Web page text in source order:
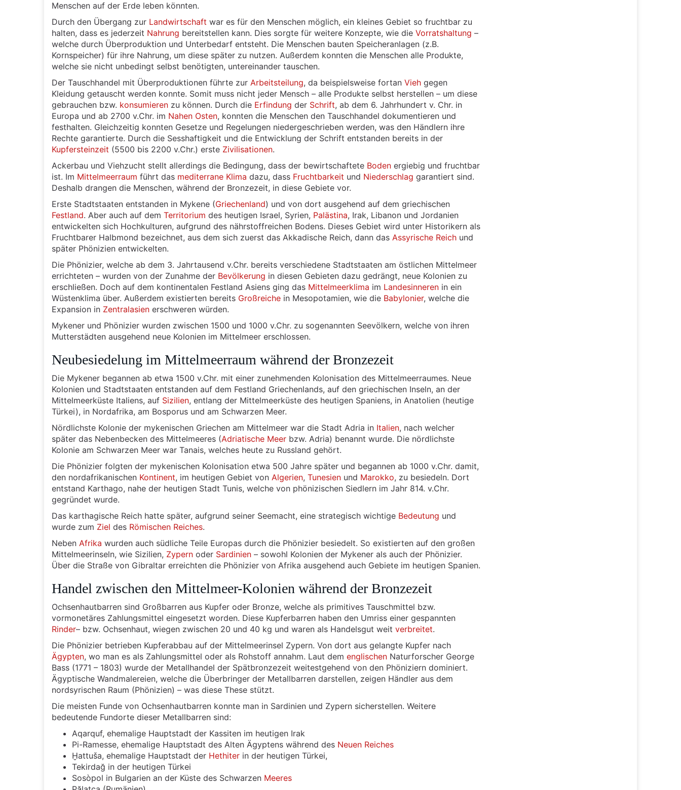
Menschen auf der Erde leben könnten.
Durch den Übergang zur Landwirtschaft war es für den Menschen möglich, ein kleines Gebiet so fruchtbar zu
halten, dass es jederzeit Nahrung bereitstellen kann. Dies sorgte für weitere Konzepte, wie die Vorratshaltung –
welche durch Überproduktion und Unterbedarf entsteht. Die Menschen bauten Speicheranlagen (z.B.
Kornspeicher) für ihre Nahrung, um diese später zu nutzen. Außerdem konnten die Menschen alle Produkte,
welche sie nicht unbedingt selbst benötigten, untereinander tauschen.
Der Tauschhandel mit Überproduktionen führte zur Arbeitsteilung, da beispielsweise fortan Vieh gegen
Kleidung getauscht werden konnte. Somit muss nicht jeder Mensch – alle Produkte selbst herstellen – um diese
gebrauchen bzw. konsumieren zu können. Durch die Erfindung der Schrift, ab dem 6. Jahrhundert v. Chr. in
Europa und ab 2700 v.Chr. im Nahen Osten, konnten die Menschen den Tauschhandel dokumentieren und
festhalten. Gleichzeitig konnten Gesetze und Regelungen niedergeschrieben werden, was den Händlern ihre
Rechte garantierte. Durch die Sesshaftigkeit und die Entwicklung der Schrift entstanden bereits in der
Kupfersteinzeit (5500 bis 2200 v.Chr.) erste Zivilisationen.
Ackerbau und Viehzucht stellt allerdings die Bedingung, dass der bewirtschaftete Boden ergiebig und fruchtbar
ist. Im Mittelmeerraum führt das mediterrane Klima dazu, dass Fruchtbarkeit und Niederschlag garantiert sind.
Deshalb drangen die Menschen, während der Bronzezeit, in diese Gebiete vor.
Erste Stadtstaaten entstanden in Mykene (Griechenland) und von dort ausgehend auf dem griechischen
Festland. Aber auch auf dem Territorium des heutigen Israel, Syrien, Palästina, Irak, Libanon und Jordanien
entwickelten sich Hochkulturen, aufgrund des nährstoffreichen Bodens. Dieses Gebiet wird unter Historikern als
Fruchtbarer Halbmond bezeichnet, aus dem sich zuerst das Akkadische Reich, dann das Assyrische Reich und
später Phönizien entwickelten.
Die Phönizier, welche ab dem 3. Jahrtausend v.Chr. bereits verschiedene Stadtstaaten am östlichen Mittelmeer
errichteten – wurden von der Zunahme der Bevölkerung in diesen Gebieten dazu gedrängt, neue Kolonien zu
erschließen. Doch auf dem kontinentalen Festland Asiens ging das Mittelmeerklima im Landesinneren in ein
Wüstenklima über. Außerdem existierten bereits Großreiche in Mesopotamien, wie die Babylonier, welche die
Expansion in Zentralasien erschweren würden.
Mykener und Phönizier wurden zwischen 1500 und 1000 v.Chr. zu sogenannten Seevölkern, welche von ihren
Mutterstädten ausgehend neue Kolonien im Mittelmeer erschlossen.
Neubesiedelung im Mittelmeerraum während der Bronzezeit
Die Mykener begannen ab etwa 1500 v.Chr. mit einer zunehmenden Kolonisation des Mittelmeerraumes. Neue
Kolonien und Stadtstaaten entstanden auf dem Festland Griechenlands, auf den griechischen Inseln, an der
Mittelmeerküste Italiens, auf Sizilien, entlang der Mittelmeerküste des heutigen Spaniens, in Anatolien (heutige
Türkei), in Nordafrika, am Bosporus und am Schwarzen Meer.
Nördlichste Kolonie der mykenischen Griechen am Mittelmeer war die Stadt Adria in Italien, nach welcher
später das Nebenbecken des Mittelmeeres (Adriatische Meer bzw. Adria) benannt wurde. Die nördlichste
Kolonie am Schwarzen Meer war Tanais, welches heute zu Russland gehört.
Die Phönizier folgten der mykenischen Kolonisation etwa 500 Jahre später und begannen ab 1000 v.Chr. damit,
den nordafrikanischen Kontinent, im heutigen Gebiet von Algerien, Tunesien und Marokko, zu besiedeln. Dort
entstand Karthago, nahe der heutigen Stadt Tunis, welche von phönizischen Siedlern im Jahr 814. v.Chr.
gegründet wurde.
Das karthagische Reich hatte später, aufgrund seiner Seemacht, eine strategisch wichtige Bedeutung und
wurde zum Ziel des Römischen Reiches.
Neben Afrika wurden auch südliche Teile Europas durch die Phönizier besiedelt. So existierten auf den großen
Mittelmeerinseln, wie Sizilien, Zypern oder Sardinien – sowohl Kolonien der Mykener als auch der Phönizier.
Über die Straße von Gibraltar erreichten die Phönizier von Afrika ausgehend auch Gebiete im heutigen Spanien.
Handel zwischen den Mittelmeer-Kolonien während der Bronzezeit
Ochsenhautbarren sind Großbarren aus Kupfer oder Bronze, welche als primitives Tauschmittel bzw.
vormonetäres Zahlungsmittel eingesetzt worden. Diese Kupferbarren haben den Umriss einer gespannten
Rinder– bzw. Ochsenhaut, wiegen zwischen 20 und 40 kg und waren als Handelsgut weit verbreitet.
Die Phönizier betrieben Kupferabbau auf der Mittelmeerinsel Zypern. Von dort aus gelangte Kupfer nach
Ägypten, wo man es als Zahlungsmittel oder als Rohstoff annahm. Laut dem englischen Naturforscher George
Bass (1771 – 1803) wurde der Metallhandel der Spätbronzezeit weitestgehend von den Phöniziern dominiert.
Ägyptische Wandmalereien, welche die Überbringer der Metallbarren darstellen, zeigen Händler aus dem
nordsyrischen Raum (Phönizien) – was diese These stützt.
Die meisten Funde von Ochsenhautbarren konnte man in Sardinien und Zypern sicherstellen. Weitere
bedeutende Fundorte dieser Metallbarren sind:
Aqarquf, ehemalige Hauptstadt der Kassiten im heutigen Irak
Pi-Ramesse, ehemalige Hauptstadt des Alten Ägyptens während des Neuen Reiches
Ḫattuša, ehemalige Hauptstadt der Hethiter in der heutigen Türkei,
Tekirdağ in der heutigen Türkei
Sosòpol in Bulgarien an der Küste des Schwarzen Meeres